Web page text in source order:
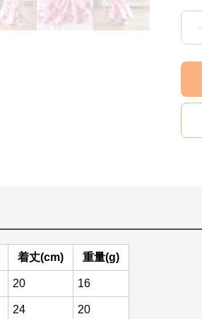
着丈(cm) 重量(g)
20 16
24 20